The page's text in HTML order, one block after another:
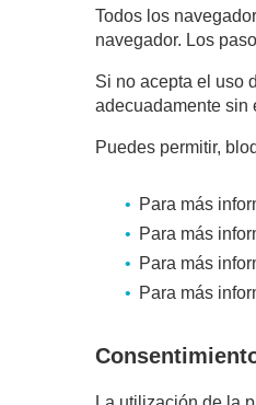
Todos los
navegador. Los
Si no acepta el uso
adecuadamente sin
Puedes permitir,
Para más
Para más
Para más
Para más